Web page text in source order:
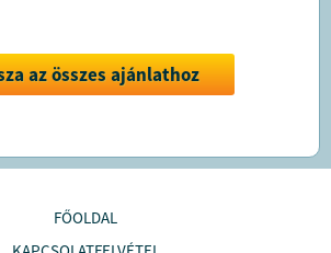
az összes ajánlathoz
FŐOLDAL